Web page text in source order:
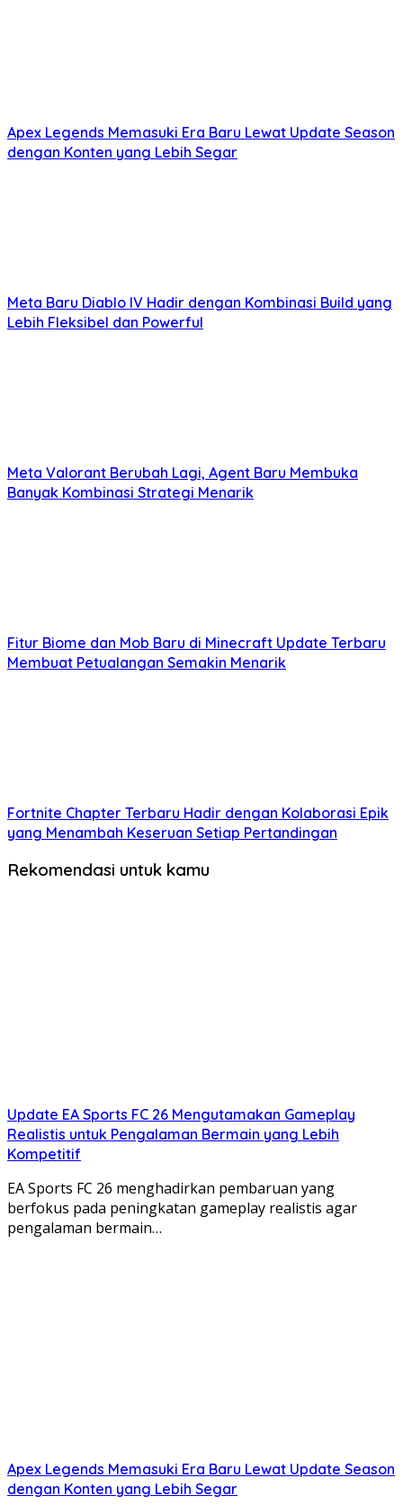
Apex Legends Memasuki Era Baru Lewat Update Season
dengan Konten yang Lebih Segar
Meta Baru Diablo IV Hadir dengan Kombinasi Build yang
Lebih Fleksibel dan Powerful
Meta Valorant Berubah Lagi, Agent Baru Membuka
Banyak Kombinasi Strategi Menarik
Fitur Biome dan Mob Baru di Minecraft Update Terbaru
Membuat Petualangan Semakin Menarik
Fortnite Chapter Terbaru Hadir dengan Kolaborasi Epik
yang Menambah Keseruan Setiap Pertandingan
Rekomendasi untuk kamu
Update EA Sports FC 26 Mengutamakan Gameplay
Realistis untuk Pengalaman Bermain yang Lebih
Kompetitif
EA Sports FC 26 menghadirkan pembaruan yang
berfokus pada peningkatan gameplay realistis agar
pengalaman bermain…
Apex Legends Memasuki Era Baru Lewat Update Season
dengan Konten yang Lebih Segar